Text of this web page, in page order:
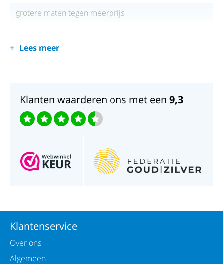
grotere maten tegen meerprijs
Lees meer
Klanten waarderen ons met een 9,3
Klantenservice
Over ons
Algemeen